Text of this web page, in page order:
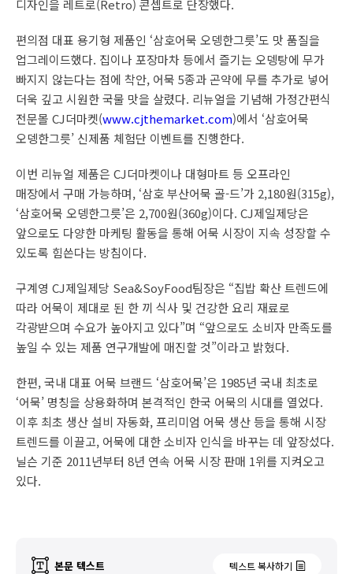
디자인을 레트로(Retro) 콘셉트로 단장했다.
편의점 대표 용기형 제품인 ‘삼호어묵 오뎅한그릇’도 맛 품질을
업그레이드했다. 집이나 포장마차 등에서 즐기는 오뎅탕에 무가
빠지지 않는다는 점에 착안, 어묵 5종과 곤약에 무를 추가로 넣어
더욱 깊고 시원한 국물 맛을 살렸다. 리뉴얼을 기념해 가정간편식
전문몰 CJ더마켓(www.cjthemarket.com)에서 ‘삼호어묵
오뎅한그릇’ 신제품 체험단 이벤트를 진행한다.
이번 리뉴얼 제품은 CJ더마켓이나 대형마트 등 오프라인
매장에서 구매 가능하며, ‘삼호 부산어묵 골-드’가 2,180원(315g),
‘삼호어묵 오뎅한그릇’은 2,700원(360g)이다. CJ제일제당은
앞으로도 다양한 마케팅 활동을 통해 어묵 시장이 지속 성장할 수
있도록 힘쓴다는 방침이다.
구계영 CJ제일제당 Sea&SoyFood팀장은 “집밥 확산 트렌드에
따라 어묵이 제대로 된 한 끼 식사 및 건강한 요리 재료로
각광받으며 수요가 높아지고 있다”며 “앞으로도 소비자 만족도를
높일 수 있는 제품 연구개발에 매진할 것”이라고 밝혔다.
한편, 국내 대표 어묵 브랜드 ‘삼호어묵’은 1985년 국내 최초로
‘어묵’ 명칭을 상용화하며 본격적인 한국 어묵의 시대를 열었다.
이후 최초 생산 설비 자동화, 프리미엄 어묵 생산 등을 통해 시장
트렌드를 이끌고, 어묵에 대한 소비자 인식을 바꾸는 데 앞장섰다.
닐슨 기준 2011년부터 8년 연속 어묵 시장 판매 1위를 지켜오고
있다.
본문 텍스트 텍스트 복사하기